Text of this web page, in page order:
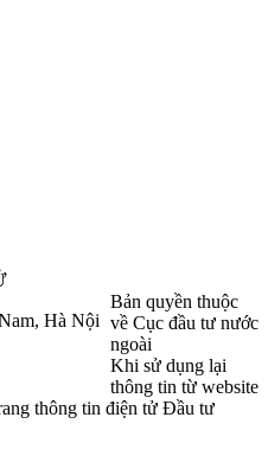
Hà Nội
Bản quyền thuộc
về Cục đầu tư nước
ngoài
Khi sử dụng lại
thông tin từ website
thông tin điện tử Đầu tư